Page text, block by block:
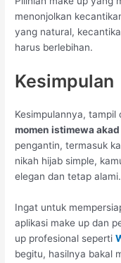
menonjolkan
yang natural,
harus berlebihan.
Kesimpulan
Kesimpulannya,
momen istimewa
pengantin, termasuk
nikah hijab simple,
elegan dan tetap alami.
Ingat untuk
aplikasi make up dan
up profesional seperti
begitu, hasilnya bakal